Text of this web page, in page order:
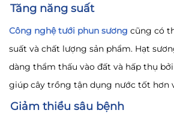
Tăng năng suất
Công nghệ tưới phun sương cũng có
suất và chất lượng sản phẩm. Hạt
dàng thẩm thấu vào đất và hấp thụ
giúp cây trồng tận dụng nước tốt hơn
Giảm thiểu sâu bệnh